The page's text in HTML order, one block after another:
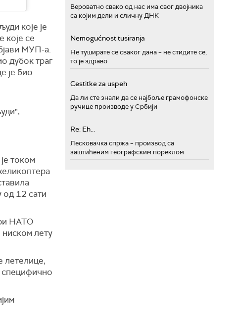
које је
које се
МУП-а.
дубок траг
је био
током
од 12 сати
НАТО
лету
летелице,
специфично
Вероватно свако од нас има свог двојника
са којим дели и сличну ДНК
Nemogućnost tusiranja
Не туширате се сваког дана – не стидите се,
то је здраво
Cestitke za uspeh
Да ли сте знали да се најбоље грамофонске
ручице производе у Србији
Re: Eh...
Лесковачка спржа – производ са
заштићеним географским пореклом